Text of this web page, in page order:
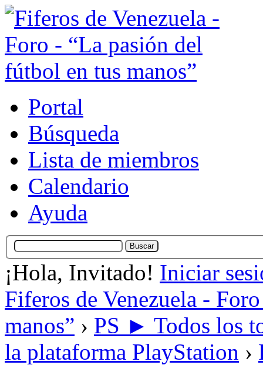
Portal
Búsqueda
Lista de miembros
Calendario
Ayuda
¡Hola, Invitado! Iniciar
Fiferos de Venezuela -
manos” › PS ► Todos los
la plataforma PlayStation ›